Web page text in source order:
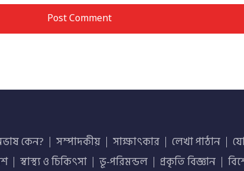
কেন? সম্পাদকীয় সাক্ষাৎকার লেখা পাঠান
স্বাস্থ্য ও চিকিৎসা ভূ-পরিমন্ডল প্রকৃতি বিজ্ঞান